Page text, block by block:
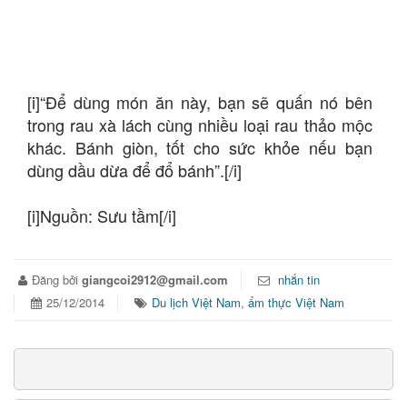
[i]“Để dùng món ăn này, bạn sẽ quấn nó bên
trong rau xà lách cùng nhiều loại rau thảo mộc
khác. Bánh giòn, tốt cho sức khỏe nếu bạn
dùng dầu dừa để đổ bánh”.[/i]
[i]Nguồn: Sưu tầm[/i]
Đăng bởi giangcoi2912@gmail.com
nhắn tin
25/12/2014
Du lịch Việt Nam, ẩm thực Việt Nam